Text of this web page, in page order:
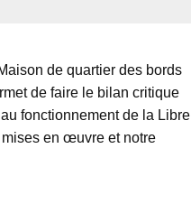
de quartier des bords
de faire le bilan critique
fonctionnement de la Libre
en œuvre et notre